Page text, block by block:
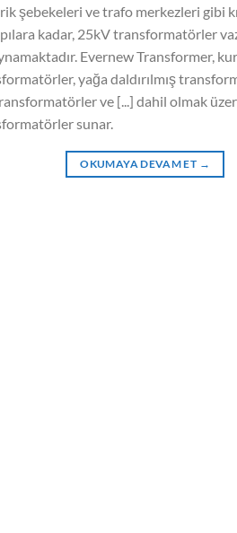
şebekeleri ve trafo merkezleri gibi
kadar, 25kV transformatörler
Evernew Transformer,
yağa daldırılmış
ve [...] dahil olmak
sunar.
OKUMAYA DEVAM ET →